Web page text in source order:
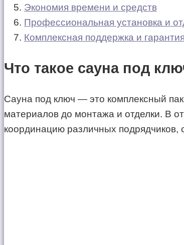
Экономия времени и средств
Профессиональная установка и
Комплексная поддержка и гарантия
Что такое сауна под
Сауна под ключ — это комплексный
материалов до монтажа и отделки. В
координацию различных